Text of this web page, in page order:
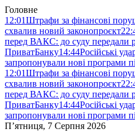
Головне
12:01Штрафи за фінансові
схвалив новий законопроєкт
перед ВАКС: до суду передали
ПриватБанку14:44Російські
запропонували нові програми
12:01Штрафи за фінансові
схвалив новий законопроєкт
перед ВАКС: до суду передали
ПриватБанку14:44Російські
запропонували нові програми
П’ятниця, 7 Серпня 2026